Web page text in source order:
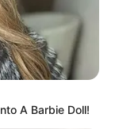
A Barbie Doll!